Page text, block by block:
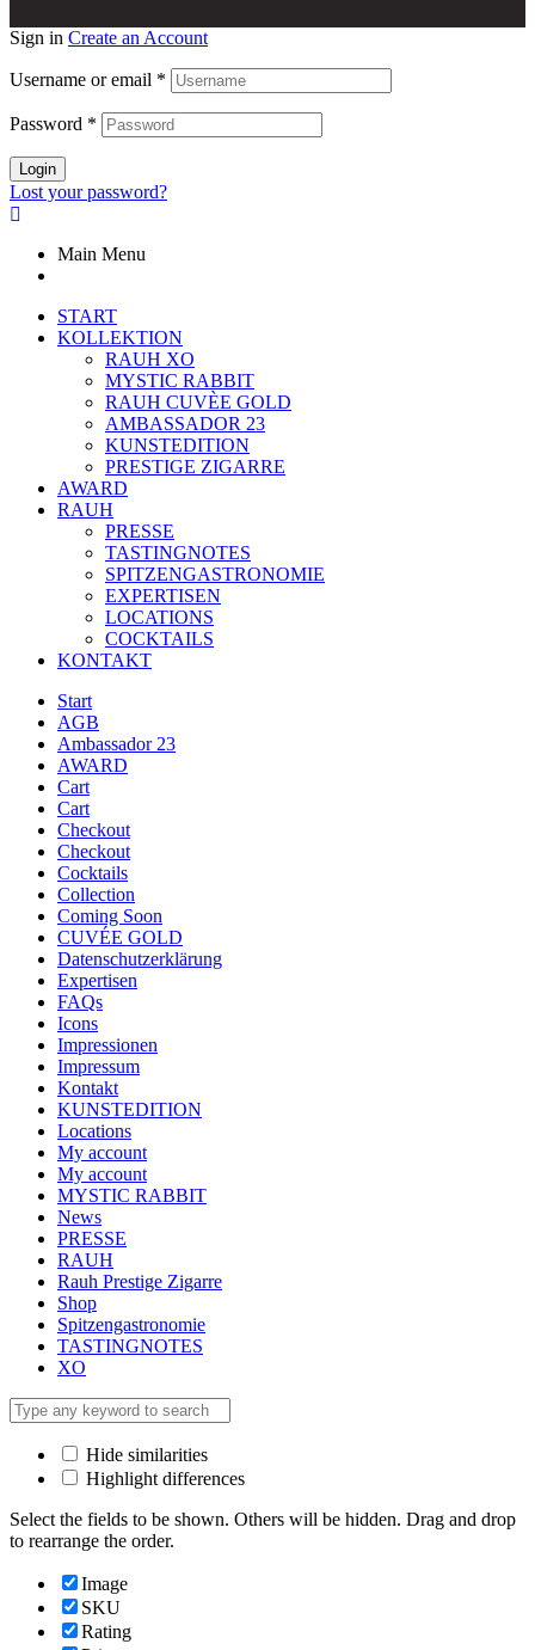
Sign in Create an Account
Username or email *
Password *
Login
Lost your password?
Main Menu
START
KOLLEKTION
RAUH XO
MYSTIC RABBIT
RAUH CUVÈE GOLD
AMBASSADOR 23
KUNSTEDITION
PRESTIGE ZIGARRE
AWARD
RAUH
PRESSE
TASTINGNOTES
SPITZENGASTRONOMIE
EXPERTISEN
LOCATIONS
COCKTAILS
KONTAKT
Start
AGB
Ambassador 23
AWARD
Cart
Cart
Checkout
Checkout
Cocktails
Collection
Coming Soon
CUVÉE GOLD
Datenschutzerklärung
Expertisen
FAQs
Icons
Impressionen
Impressum
Kontakt
KUNSTEDITION
Locations
My account
My account
MYSTIC RABBIT
News
PRESSE
RAUH
Rauh Prestige Zigarre
Shop
Spitzengastronomie
TASTINGNOTES
XO
Hide similarities
Highlight differences
Select the fields to be shown. Others will be hidden. Drag and drop
to rearrange the order.
Image
SKU
Rating